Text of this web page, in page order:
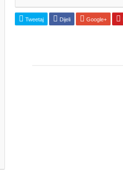
Tweetaj Dijeli Google+